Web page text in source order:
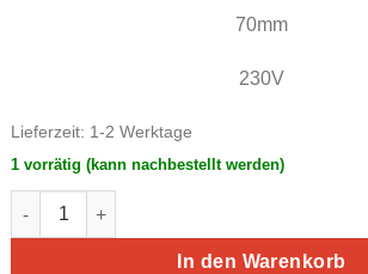
70mm
230V
Lieferzeit: 1-2 Werktage
1 vorrätig (kann nachbestellt werden)
Eaton/Moeller Dauerlicht-LED, rot SL7-L230-
In den Warenkorb